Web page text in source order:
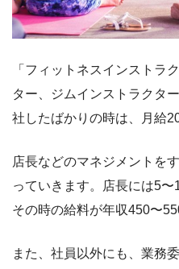
「フィットネスインストラ
ター、ジムインストラクタ
社したばかりの時は、月給
店長などのマネジメントを
っていきます。店長には5〜
その時の給料が年収450〜
また、社員以外にも、業務